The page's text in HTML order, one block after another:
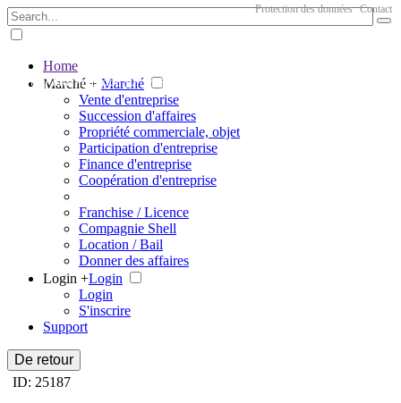
The big marketplace for business
Protection des données Contact
Home
Marché + Marché
Vente d'entreprise
Succession d'affaires
Propriété commerciale, objet
Participation d'entreprise
Finance d'entreprise
Coopération d'entreprise
Franchise / Licence
Compagnie Shell
Location / Bail
Donner des affaires
Login +Login
Login
S'inscrire
Support
De retour
ID: 25187